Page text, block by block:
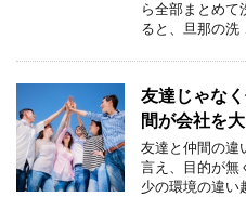
ら全部まとめて
ると、旦那の
友達じゃな
間が会社を
友達と仲間の
言え、目的が無
少の環境の違い